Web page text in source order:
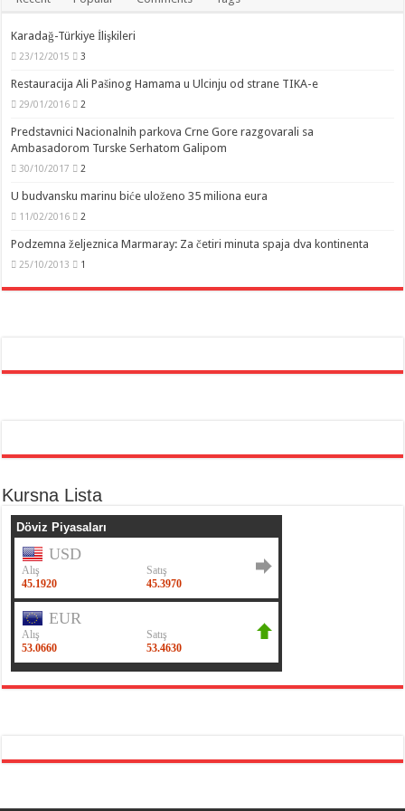
Karadağ-Türkiye İlişkileri
23/12/2015 3
Restauracija Ali Pašinog Hamama u Ulcinju od strane TIKA-e
29/01/2016 2
Predstavnici Nacionalnih parkova Crne Gore razgovarali sa
Ambasadorom Turske Serhatom Galipom
30/10/2017 2
U budvansku marinu biće uloženo 35 miliona eura
11/02/2016 2
Podzemna željeznica Marmaray: Za četiri minuta spaja dva kontinenta
25/10/2013 1
Kursna Lista